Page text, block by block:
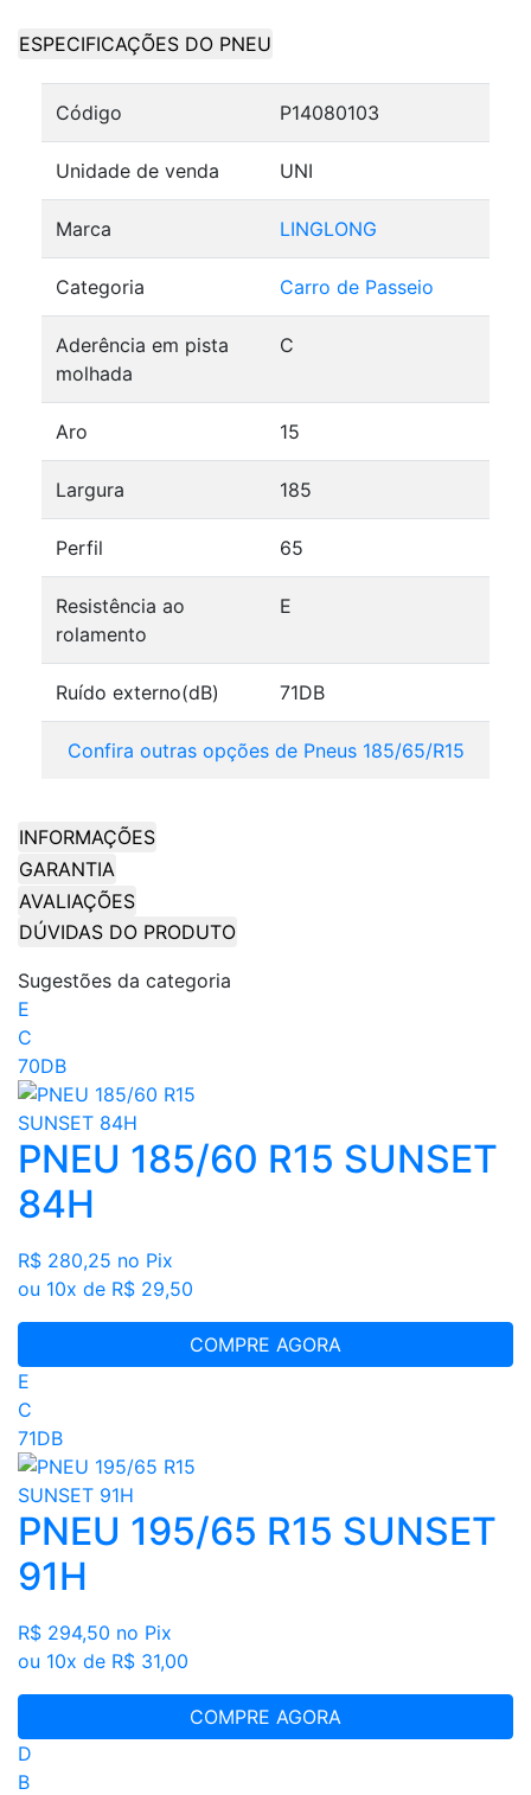
ESPECIFICAÇÕES DO PNEU
Código P14080103
Unidade de venda UNI
Marca LINGLONG
Categoria Carro de Passeio
Aderência em pista
molhada
C
Aro 15
Largura 185
Perfil 65
Resistência ao
rolamento
E
Ruído externo(dB) 71DB
Confira outras opções de Pneus 185/65/R15
INFORMAÇÕES
GARANTIA
AVALIAÇÕES
DÚVIDAS DO PRODUTO
Sugestões da categoria
E
C
70DB
PNEU 185/60 R15 SUNSET
84H
R$ 280,25 no Pix
ou 10x de R$ 29,50
COMPRE AGORA
E
C
71DB
PNEU 195/65 R15 SUNSET
91H
R$ 294,50 no Pix
ou 10x de R$ 31,00
COMPRE AGORA
D
B